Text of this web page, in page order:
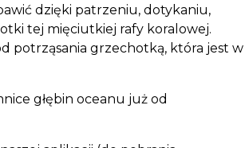
dzięki patrzeniu, dotykaniu,
tej mięciutkiej rafy koralowej.
potrząsania grzechotką, która jest w
głębin oceanu już od